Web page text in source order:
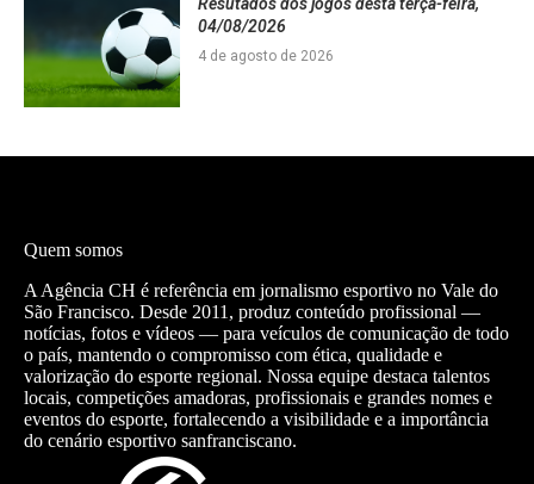
04/08/2026
4 de agosto de 2026
Quem somos
A Agência CH é referência em jornalismo esportivo no Vale do
São Francisco. Desde 2011, produz conteúdo profissional —
notícias, fotos e vídeos — para veículos de comunicação de todo
o país, mantendo o compromisso com ética, qualidade e
valorização do esporte regional. Nossa equipe destaca talentos
locais, competições amadoras, profissionais e grandes nomes e
eventos do esporte, fortalecendo a visibilidade e a importância
do cenário esportivo sanfranciscano.